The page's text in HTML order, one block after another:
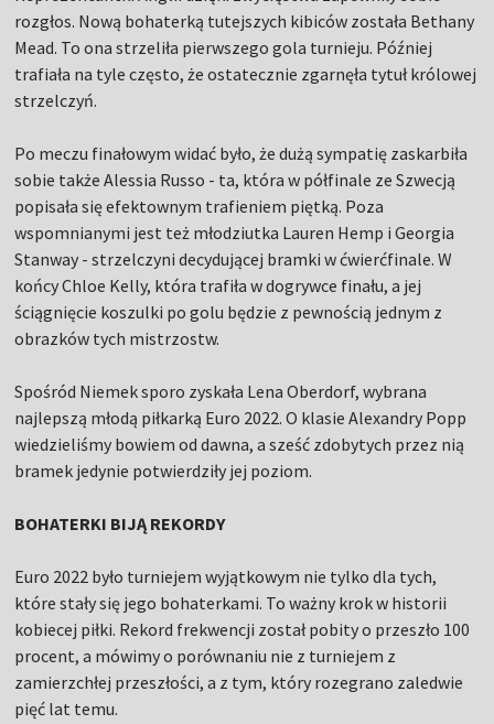
rozgłos. Nową bohaterką tutejszych kibiców została Bethany
Mead. To ona strzeliła pierwszego gola turnieju. Później
trafiała na tyle często, że ostatecznie zgarnęła tytuł królowej
strzelczyń.
Po meczu finałowym widać było, że dużą sympatię zaskarbiła
sobie także Alessia Russo - ta, która w półfinale ze Szwecją
popisała się efektownym trafieniem piętką. Poza
wspomnianymi jest też młodziutka Lauren Hemp i Georgia
Stanway - strzelczyni decydującej bramki w ćwierćfinale. W
końcy Chloe Kelly, która trafiła w dogrywce finału, a jej
ściągnięcie koszulki po golu będzie z pewnością jednym z
obrazków tych mistrzostw.
Spośród Niemek sporo zyskała Lena Oberdorf, wybrana
najlepszą młodą piłkarką Euro 2022. O klasie Alexandry Popp
wiedzieliśmy bowiem od dawna, a sześć zdobytych przez nią
bramek jedynie potwierdziły jej poziom.
BOHATERKI BIJĄ REKORDY
Euro 2022 było turniejem wyjątkowym nie tylko dla tych,
które stały się jego bohaterkami. To ważny krok w historii
kobiecej piłki. Rekord frekwencji został pobity o przeszło 100
procent, a mówimy o porównaniu nie z turniejem z
zamierzchłej przeszłości, a z tym, który rozegrano zaledwie
pięć lat temu.